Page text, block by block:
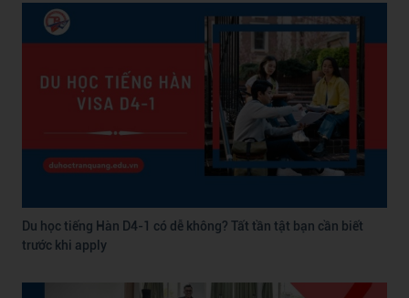
Du học tiếng Hàn D4-1 có dễ không? Tất tần tật bạn cần biết
trước khi apply